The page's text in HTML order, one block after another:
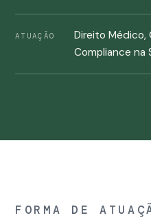
ATUAÇÃO
Direito Médico,
Compliance na
FORMA DE